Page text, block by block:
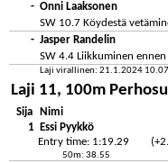
- Onni Laaksonen
SW 10.7 Köydestä
- Jasper Randelin
SW 4.4 Liikkuminen
Laji virallinen: 21.1.2024
Laji 11, 100m
Sija Nimi
1
Essi Pyykkö
Entry time: 1:19.29
50m: 38.55